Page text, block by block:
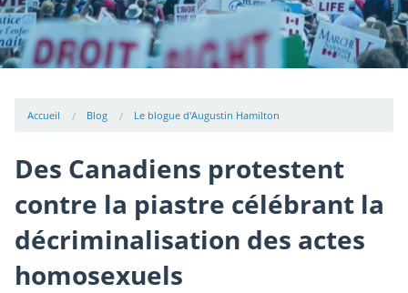
Accueil Blog Le blogue d'Augustin Hamilton
Des Canadiens protestent
contre la piastre célébrant la
décriminalisation des actes
homosexuels